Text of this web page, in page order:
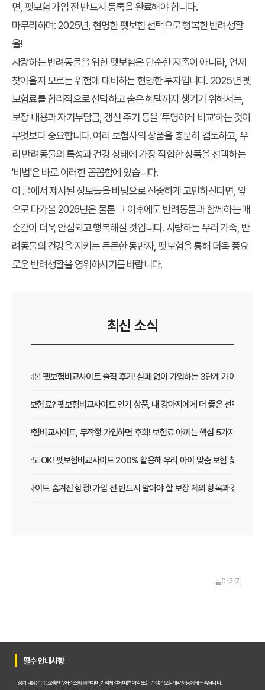
면, 펫보험 가입 전 반드시 등록을 완료해야 합니다.
마무리하며: 2025년, 현명한 펫보험 선택으로 행복한 반려생활
을!
사랑하는 반려동물을 위한 펫보험은 단순한 지출이 아니라, 언제
찾아올지 모르는 위험에 대비하는 현명한 투자입니다. 2025년 펫
보험료를 합리적으로 선택하고 숨은 혜택까지 챙기기 위해서는,
보장 내용과 자기부담금, 갱신 주기 등을 '투명하게 비교'하는 것이
무엇보다 중요합니다. 여러 보험사의 상품을 충분히 검토하고, 우
리 반려동물의 특성과 건강 상태에 가장 적합한 상품을 선택하는
'비법'은 바로 이러한 꼼꼼함에 있습니다.
이 글에서 제시된 정보들을 바탕으로 신중하게 고민하신다면, 앞
으로 다가올 2026년은 물론 그 이후에도 반려동물과 함께하는 매
순간이 더욱 안심되고 행복해질 것입니다. 사랑하는 우리 가족, 반
려동물의 건강을 지키는 든든한 동반자, 펫보험을 통해 더욱 풍요
로운 반려생활을 영위하시기를 바랍니다.
최신 소식
직접 써본 펫보험비교사이트 솔직 후기! 실패 없이 가입하는 3단계 가이드
보장 vs 보험료? 펫보험비교사이트 인기 상품, 내 강아지에게 더 좋은 선택은?
펫보험비교사이트, 무작정 가입하면 후회! 보험료 아끼는 핵심 5가지
초보 집사도 OK! 펫보험비교사이트 200% 활용해 우리 아이 맞춤 보험 찾는 법
험비교사이트 숨겨진 함정! 가입 전 반드시 알아야 할 보장 제외 항목과 갱신 조건
펫보험비교사이트, 평점만 보고 고르면 후회? 진짜 중요한 차이점은?
펫보험비교사이트, A사와 B사 어디가 더 유리할까?
돌아가기
필수 안내사항
상기 내용은 (주)쇼엠인슈어런스의 의견이며, 계약체결에 따른 이익 또는 손실은 보험계약자 등에게 귀속됩니다.